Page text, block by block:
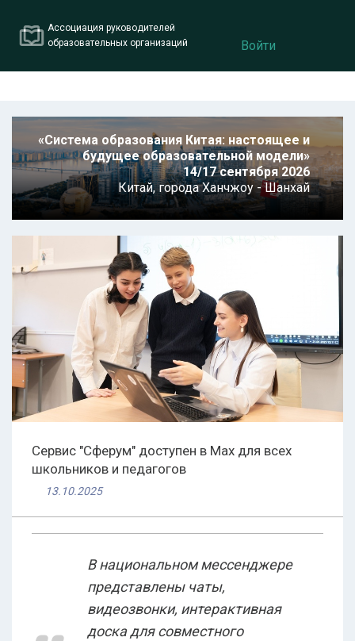
Ассоциация руководителей
образовательных организаций
Войти
«Система образования Китая: настоящее и
будущее образовательной модели»
14/17 сентября 2026
Китай,города Ханчжоу - Шанхай
Сервис "Сферум" доступен в Max для всех
школьников и педагогов
13.10.2025
В национальном мессенджере
представлены чаты,
видеозвонки, интерактивная
доска для совместного